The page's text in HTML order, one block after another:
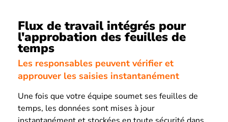
Flux de travail intégrés pour
l'approbation des feuilles de
temps
Les responsables peuvent vérifier et
approuver les saisies instantanément
Une fois que votre équipe soumet ses feuilles de
temps, les données sont mises à jour